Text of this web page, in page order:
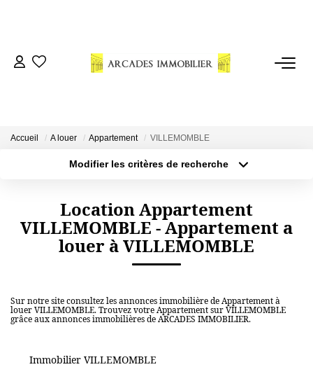
VENTES
CONSEILS
Accueil A louer Appartement VILLEMOMBLE
Modifier les critères de recherche
Surface min Budget max
Plus de critères Créer une alerte
Location Appartement
VILLEMOMBLE - Appartement a
louer à VILLEMOMBLE
Sur notre site consultez les annonces immobilière de Appartement à
louer VILLEMOMBLE. Trouvez votre Appartement sur VILLEMOMBLE
grâce aux annonces immobilières de ARCADES IMMOBILIER.
Immobilier VILLEMOMBLE